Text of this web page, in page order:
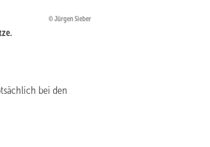
Jürgen Sieber
bei den